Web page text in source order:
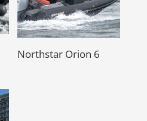
Northstar Orion 6